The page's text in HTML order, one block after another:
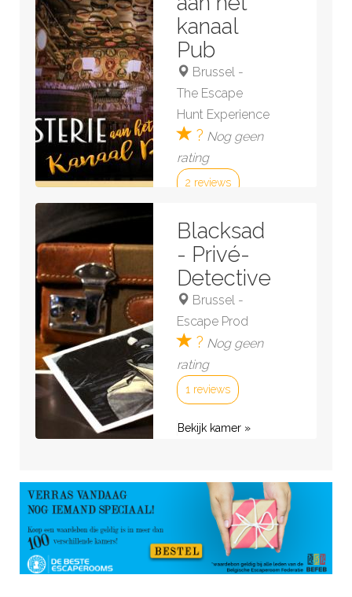
kanaal
Pub
Brussel -
The Escape
Hunt Experience
? Nog geen
rating
2 reviews
Bekijk kamer »
Blacksad
- Privé-
Detective
Brussel -
Escape Prod
? Nog geen
rating
1 reviews
Bekijk kamer »